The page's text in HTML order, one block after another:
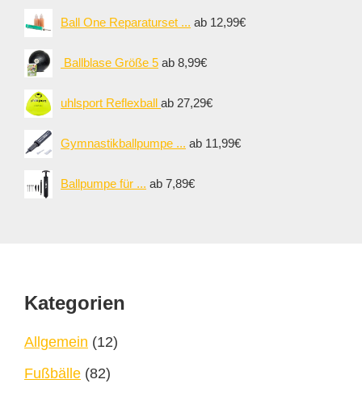
Ball One Reparaturset ... ab 12,99€
Ballblase Größe 5 ab 8,99€
uhlsport Reflexball ab 27,29€
Gymnastikballpumpe ... ab 11,99€
Ballpumpe für ... ab 7,89€
Footer
Kategorien
Allgemein (12)
Fußbälle (82)